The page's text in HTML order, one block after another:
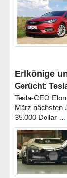
Erlkönige
Gerücht:
Tesla-CEO
März nächsten
35.000 Dollar …